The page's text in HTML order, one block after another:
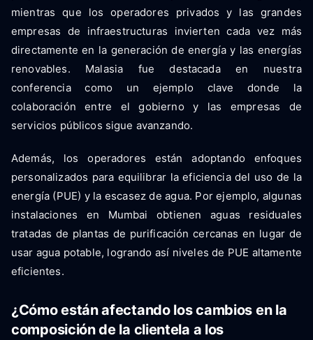
mientras que los operadores privados y las grandes
empresas de infraestructuras invierten cada vez más
directamente en la generación de energía y las energías
renovables. Malasia fue destacada en nuestra
conferencia como un ejemplo clave donde la
colaboración entre el gobierno y las empresas de
servicios públicos sigue avanzando.
Además, los operadores están adoptando enfoques
personalizados para equilibrar la eficiencia del uso de la
energía (PUE) y la escasez de agua. Por ejemplo, algunas
instalaciones en Mumbai obtienen aguas residuales
tratadas de plantas de purificación cercanas en lugar de
usar agua potable, logrando así niveles de PUE altamente
eficientes.
¿Cómo están afectando los cambios en la
composición de la clientela a los